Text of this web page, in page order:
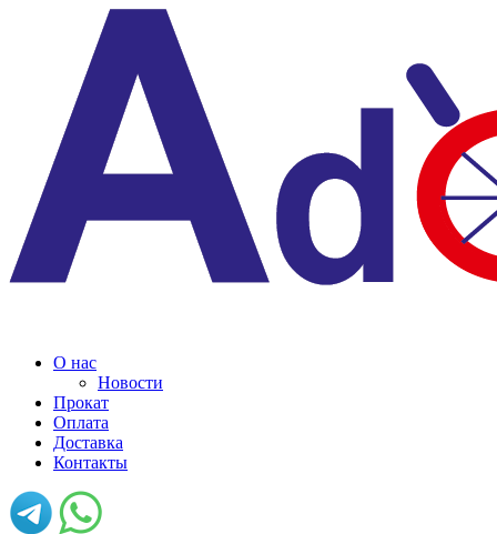
О нас
Новости
Прокат
Оплата
Доставка
Контакты